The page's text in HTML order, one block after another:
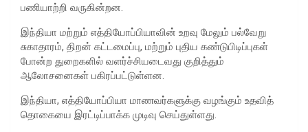
பணியாற்றி வருகின்றன.
இந்தியா மற்றும் எத்தியோப்பியாவின் உறவு மேலும் பல்வேறு
சுகாதாரம், திறன் கட்டமைப்பு, மற்றும் புதிய கண்டுபிடிப்புகள்
போன்ற துறைகளில் வளர்ச்சியடைவது குறித்தும்
ஆலோசனைகள் பகிரப்பட்டுள்ளன.
இந்தியா, எத்தியோப்பியா மாணவர்களுக்கு வழங்கும் உதவித்
தொகையை இரட்டிப்பாக்க முடிவு செய்துள்ளது.